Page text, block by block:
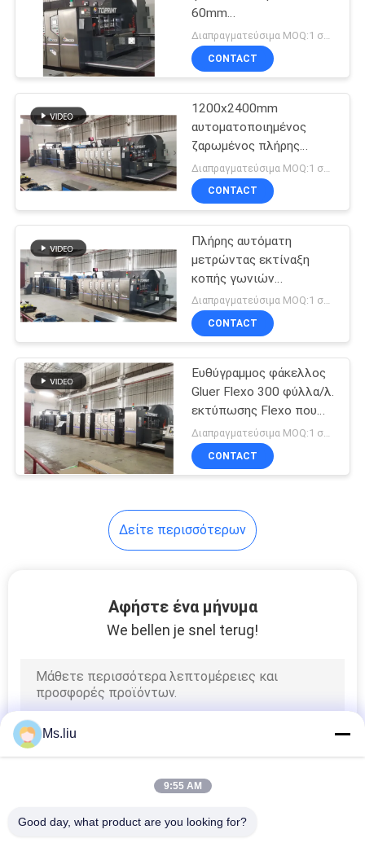
60mm
αυτοματοποιημένης
πλήρως έλεγχος που
διπλώνει κολλώντας
CONTACT
1200x2400mm
αυτοματοποιημένος
ζαρωμένος πλήρης
αυτόματος μηχανών
Gluer φακέλλων
CONTACT
Πλήρης αυτόματη
μετρώντας εκτίναξη
κοπής γωνιών
τακτοποίησης μηχανών
Gluer φακέλλων Flexo
Διαπραγματεύσιμα MOQ:1 σύνολο
CONTACT
Ευθύγραμμος φάκελλος
Gluer Flexo 300 φύλλα/λ.
εκτύπωσης Flexo που
αυλακώνει την
τεμαχίζοντας μηχανή
Διαπραγματεύσιμα MOQ:1 σύνολο
CONTACT
Δείτε περισσότερων
Αφήστε ένα μήνυμα
We bellen je snel terug!
Ms.liu
9:55 AM
Good day, what product are you looking for?